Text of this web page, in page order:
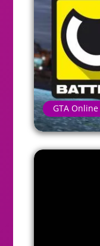
GTA Online